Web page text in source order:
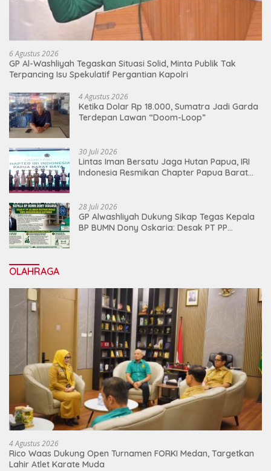
6 Agustus 2026
GP Al-Washliyah Tegaskan Situasi Solid, Minta Publik Tak
Terpancing Isu Spekulatif Pergantian Kapolri
4 Agustus 2026
Ketika Dolar Rp 18.000, Sumatra Jadi Garda
Terdepan Lawan “Doom-Loop”
30 Juli 2026
Lintas Iman Bersatu Jaga Hutan Papua, IRI
Indonesia Resmikan Chapter Papua Barat
28 Juli 2026
GP Alwashliyah Dukung Sikap Tegas Kepala
BP BUMN Dony Oskaria: Desak PT PP
OLAHRAGA
4 Agustus 2026
Rico Waas Dukung Open Turnamen FORKI Medan, Targetkan
Lahir Atlet Karate Muda